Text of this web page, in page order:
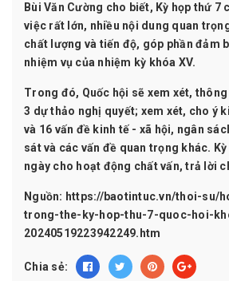
Bùi Văn Cường cho biết, Kỳ họp thứ 7
việc rất lớn, nhiều nội dung quan
chất lượng và tiến độ, góp phần đảm
nhiệm vụ của nhiệm kỳ khóa XV.
Trong đó, Quốc hội sẽ xem xét,
3 dự thảo nghị quyết; xem xét, cho ý
và 16 vấn đề kinh tế - xã hội, ngân
sát và các vấn đề quan trọng khác. Kỳ
ngày cho hoạt động chất vấn, trả lời
Nguồn: https://baotintuc.vn/thoi-su/
trong-the-ky-hop-thu-7-quoc-hoi-
20240519223942249.htm
Chia sẻ: